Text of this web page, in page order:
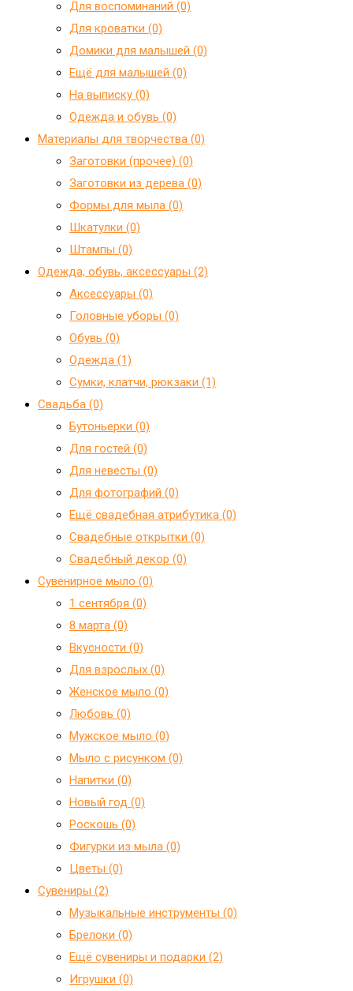
Для воспоминаний (0)
Для кроватки (0)
Домики для малышей (0)
Ещё для малышей (0)
На выписку (0)
Одежда и обувь (0)
Материалы для творчества (0)
Заготовки (прочее) (0)
Заготовки из дерева (0)
Формы для мыла (0)
Шкатулки (0)
Штампы (0)
Одежда, обувь, аксессуары (2)
Аксессуары (0)
Головные уборы (0)
Обувь (0)
Одежда (1)
Сумки, клатчи, рюкзаки (1)
Свадьба (0)
Бутоньерки (0)
Для гостей (0)
Для невесты (0)
Для фотографий (0)
Ещё свадебная атрибутика (0)
Свадебные открытки (0)
Свадебный декор (0)
Сувенирное мыло (0)
1 сентября (0)
8 марта (0)
Вкусности (0)
Для взрослых (0)
Женское мыло (0)
Любовь (0)
Мужское мыло (0)
Мыло с рисунком (0)
Напитки (0)
Новый год (0)
Роскошь (0)
Фигурки из мыла (0)
Цветы (0)
Сувениры (2)
Mузыкальные инструменты (0)
Брелоки (0)
Ещё сувениры и подарки (2)
Игрушки (0)